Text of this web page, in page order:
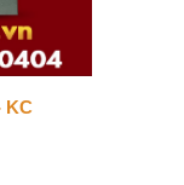
KC